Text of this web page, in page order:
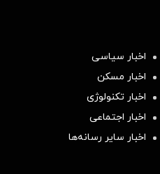
اخبار سیاسی
اخبار مسکن
اخبار تکنولوژی
اخبار اجتماعی
اخبار سایر رسانه‌‌ها